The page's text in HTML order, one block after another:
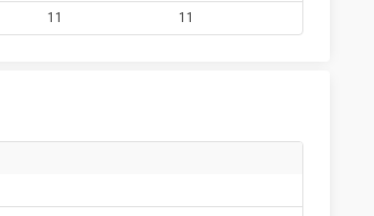
11 11